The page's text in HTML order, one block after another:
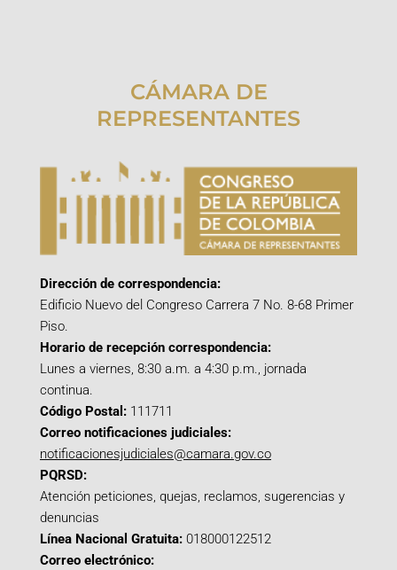
CÁMARA DE
REPRESENTANTES
Dirección de correspondencia:
Edificio Nuevo del Congreso Carrera 7 No. 8-68 Primer
Piso.
Horario de recepción correspondencia:
Lunes a viernes, 8:30 a.m. a 4:30 p.m., jornada
continua.
Código Postal: 111711
Correo notificaciones judiciales:
notificacionesjudiciales@camara.gov.co
PQRSD:
Atención peticiones, quejas, reclamos, sugerencias y
denuncias
Línea Nacional Gratuita: 018000122512
Correo electrónico: